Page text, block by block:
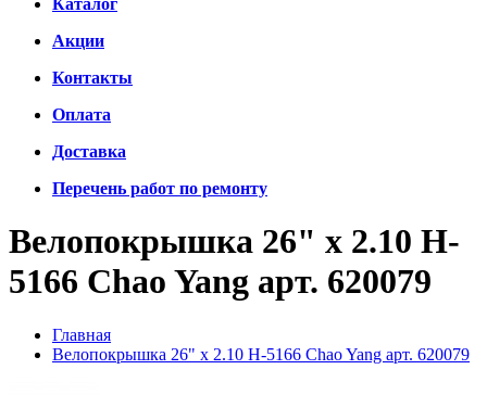
Каталог
Акции
Контакты
Оплата
Доставка
Перечень работ по ремонту
Велопокрышка 26" х 2.10 H-
5166 Chao Yang арт. 620079
Главная
Велопокрышка 26" х 2.10 H-5166 Chao Yang арт. 620079